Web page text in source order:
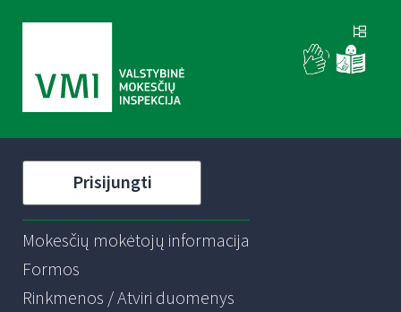
Prisijungti
Mokesčių mokėtojų informacija
Formos
Rinkmenos / Atviri duomenys